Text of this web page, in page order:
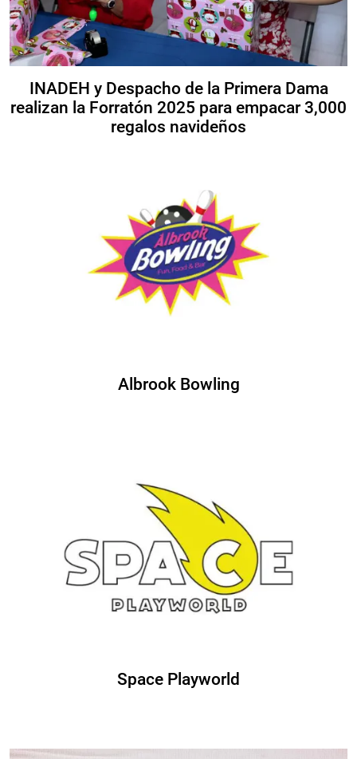
INADEH y Despacho de la Primera Dama
realizan la Forratón 2025 para empacar 3,000
regalos navideños
Albrook Bowling
Space Playworld